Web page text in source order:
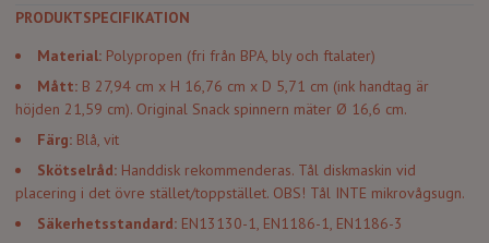
PRODUKTSPECIFIKATION
Material: Polypropen (fri från BPA, bly och ftalater)
Mått: B 27,94 cm x H 16,76 cm x D 5,71 cm (ink handtag är
höjden 21,59 cm). Original Snack spinnern mäter Ø 16,6 cm.
Färg: Blå, vit
Skötselråd: Handdisk rekommenderas. Tål diskmaskin vid
placering i det övre stället/toppstället. OBS! Tål INTE mikrovågsugn.
Säkerhetsstandard: EN13130-1, EN1186-1, EN1186-3